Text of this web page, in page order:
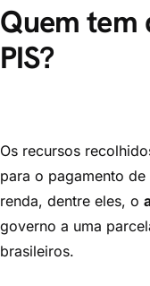
Quem tem
PIS?
Os recursos
para o pagamento
renda, dentre eles, o
governo a uma
brasileiros.